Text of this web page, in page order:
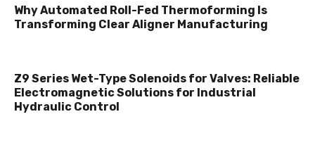
Why Automated Roll-Fed Thermoforming Is
Transforming Clear Aligner Manufacturing
Z9 Series Wet-Type Solenoids for Valves: Reliable
Electromagnetic Solutions for Industrial
Hydraulic Control